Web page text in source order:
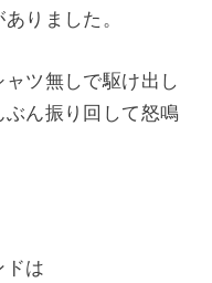
りました。
ツ無しで駆け出し
ん振り回して怒鳴
ドは